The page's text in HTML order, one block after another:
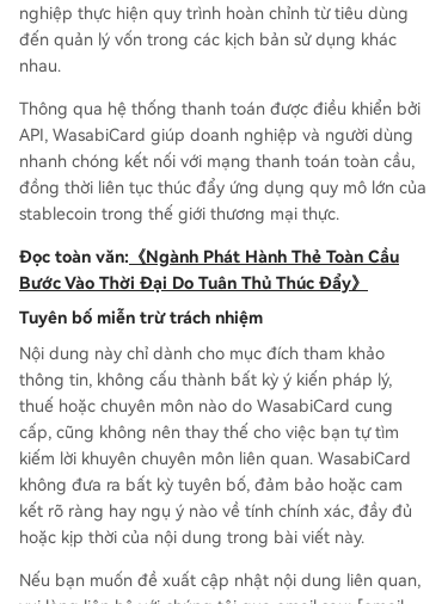
nghiệp thực hiện quy trình hoàn chỉnh từ tiêu dùng
đến quản lý vốn trong các kịch bản sử dụng khác
nhau.
Thông qua hệ thống thanh toán được điều khiển bởi
API, WasabiCard giúp doanh nghiệp và người dùng
nhanh chóng kết nối với mạng thanh toán toàn cầu,
đồng thời liên tục thúc đẩy ứng dụng quy mô lớn của
stablecoin trong thế giới thương mại thực.
Đọc toàn văn: 《Ngành Phát Hành Thẻ Toàn Cầu
Bước Vào Thời Đại Do Tuân Thủ Thúc Đẩy》
Tuyên bố miễn trừ trách nhiệm
Nội dung này chỉ dành cho mục đích tham khảo
thông tin, không cấu thành bất kỳ ý kiến pháp lý,
thuế hoặc chuyên môn nào do WasabiCard cung
cấp, cũng không nên thay thế cho việc bạn tự tìm
kiếm lời khuyên chuyên môn liên quan. WasabiCard
không đưa ra bất kỳ tuyên bố, đảm bảo hoặc cam
kết rõ ràng hay ngụ ý nào về tính chính xác, đầy đủ
hoặc kịp thời của nội dung trong bài viết này.
Nếu bạn muốn đề xuất cập nhật nội dung liên quan,